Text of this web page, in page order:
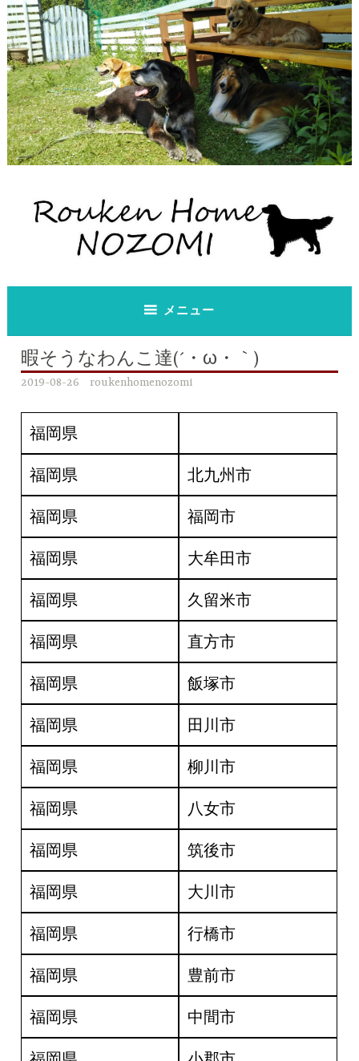
コ
ン
テ
ン
ツ
へ
ス
キ
ッ
プ
老犬ホーム のぞみ
メニュー
暇そうなわんこ達(´・ω・｀)
2019-08-26 roukenhomenozomi
福岡県
福岡県 北九州市
福岡県 福岡市
福岡県 大牟田市
福岡県 久留米市
福岡県 直方市
福岡県 飯塚市
福岡県 田川市
福岡県 柳川市
福岡県 八女市
福岡県 筑後市
福岡県 大川市
福岡県 行橋市
福岡県 豊前市
福岡県 中間市